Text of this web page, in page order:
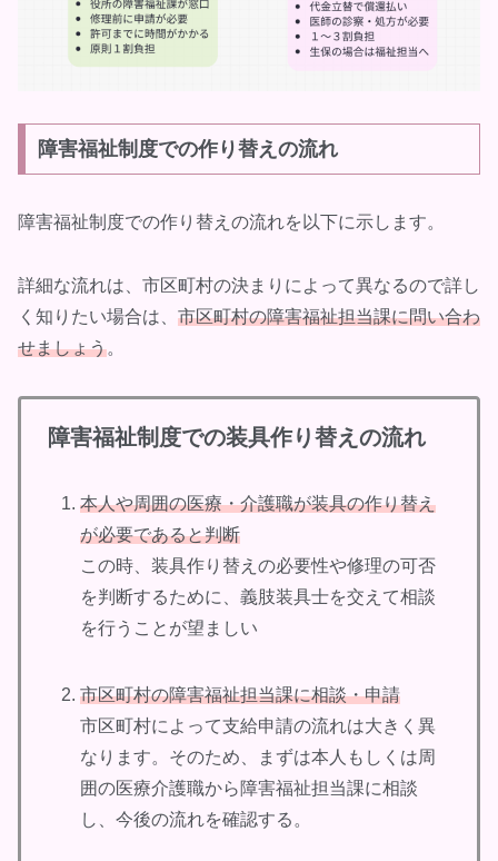
障害福祉制度での作り替えの流れ
障害福祉制度での作り替えの流れを以下に示します。
詳細な流れは、市区町村の決まりによって異なるので詳し
く知りたい場合は、 市区町村の障害福祉担当課に問い合わ
せましょう。
障害福祉制度での装具作り替えの流れ
本人や周囲の医療・介護職が装具の作り替え
が必要であると判断
この時、装具作り替えの必要性や修理の可否
を判断するために、義肢装具士を交えて相談
を行うことが望ましい
市区町村の障害福祉担当課に相談・申請
市区町村によって支給申請の流れは大きく異
なります。そのため、まずは本人もしくは周
囲の医療介護職から障害福祉担当課に相談
し、今後の流れを確認する。